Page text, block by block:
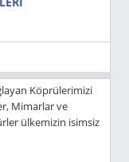
Köprülerimizi
Mimarlar ve
ülkemizin isimsiz